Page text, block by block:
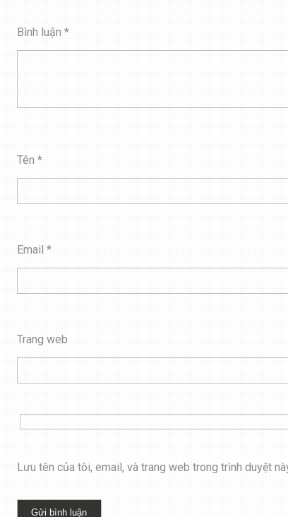
Bình luận *
Tên *
Email *
Trang web
Lưu tên của tôi, email, và trang web trong trình duyệt